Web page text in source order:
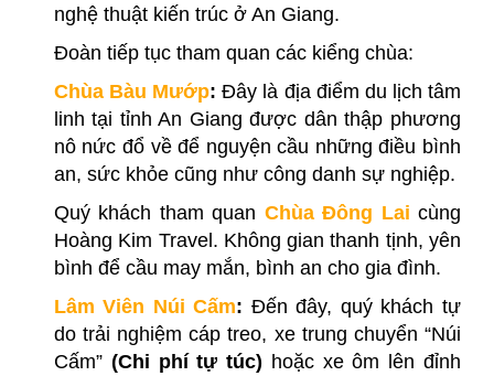
nghệ thuật kiến trúc ở An Giang.
Đoàn tiếp tục tham quan các kiểng chùa:
Chùa Bàu Mướp: Đây là địa điểm du lịch tâm
linh tại tỉnh An Giang được dân thập phương
nô nức đổ về để nguyện cầu những điều bình
an, sức khỏe cũng như công danh sự nghiệp.
Quý khách tham quan Chùa Đông Lai cùng
Hoàng Kim Travel. Không gian thanh tịnh, yên
bình để cầu may mắn, bình an cho gia đình.
Lâm Viên Núi Cấm: Đến đây, quý khách tự
do trải nghiệm cáp treo, xe trung chuyển “Núi
Cấm” (Chi phí tự túc) hoặc xe ôm lên đỉnh